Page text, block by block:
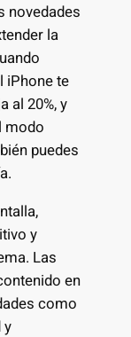
novedades
la
iPhone te
al 20%, y
modo
puedes
y
Las
en
como
y